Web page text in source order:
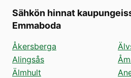
Sähkön hinnat
Emmaboda
Åkersberga
Alingsås
Älmhult